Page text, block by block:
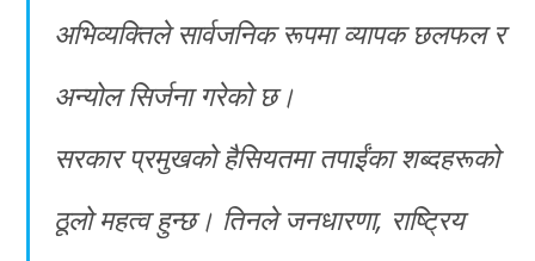
अभिव्यक्तिले सार्वजनिक रूपमा व्यापक छलफल र
अन्योल सिर्जना गरेको छ।
सरकार प्रमुखको हैसियतमा तपाईंका शब्दहरूको
ठूलो महत्व हुन्छ। तिनले जनधारणा, राष्ट्रिय